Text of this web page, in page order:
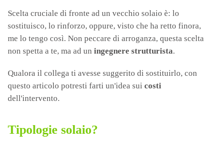
Scelta cruciale di fronte ad un vecchio solaio è: lo
sostituisco, lo rinforzo, oppure, visto che ha retto finora,
me lo tengo così. Non peccare di arroganza, questa scelta
non spetta a te, ma ad un ingegnere strutturista.
Qualora il collega ti avesse suggerito di sostituirlo, con
questo articolo potresti farti un'idea sui costi
dell'intervento.
Tipologie solaio?